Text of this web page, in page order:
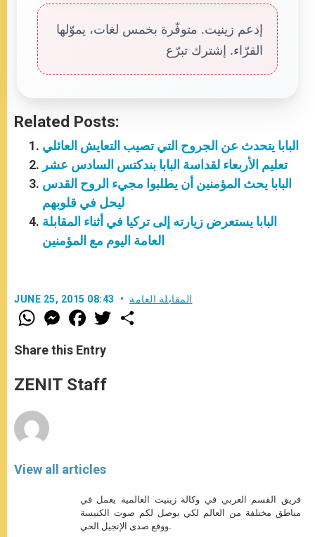
إدعم زينيت. متوفّرة بخمس لغات، يموّلها
القرّاء. إشترك تبرّع
Related Posts:
البابا يتحدث عن الجروح التي تصيب التعايش العائلي
تعليم الأربعاء لقداسة البابا بندكتس السادس عشر
البابا يحث المؤمنين أن يطلبوا مجيء الروح القدس
ليحل في قلوبهم
البابا يستعرض زيارته إلى تركيا في أثناء المقابلة
العامة اليوم مع المؤمنين
JUNE 25, 2015 08:43 المقابلة العامة
W
h
t
s
p
p
M
e
s
e
g
e
F
a
e
b
o
k
w
Share this Entry
ZENIT Staff
View all articles
فريق القسم العربي في وكالة زينيت العالمية يعمل في
مناطق مختلفة من العالم لكي يوصل لكم صوت الكنيسة
ووقع صدى الإنجيل الحي.